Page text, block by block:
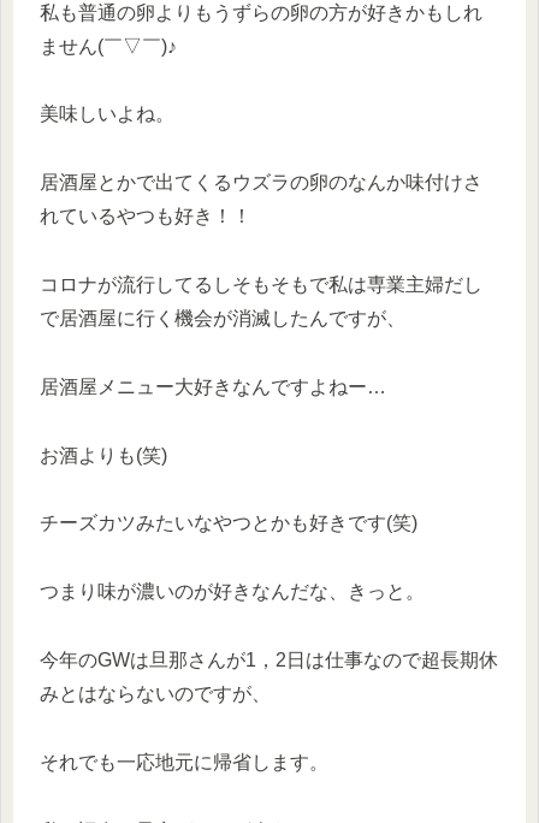
私も普通の卵よりもうずらの卵の方が好きかもしれ
ません(￣▽￣)♪
美味しいよね。
居酒屋とかで出てくるウズラの卵のなんか味付けさ
れているやつも好き！！
コロナが流行してるしそもそもで私は専業主婦だし
で居酒屋に行く機会が消滅したんですが、
居酒屋メニュー大好きなんですよねー…
お酒よりも(笑)
チーズカツみたいなやつとかも好きです(笑)
つまり味が濃いのが好きなんだな、きっと。
今年のGWは旦那さんが1，2日は仕事なので超長期休
みとはならないのですが、
それでも一応地元に帰省します。